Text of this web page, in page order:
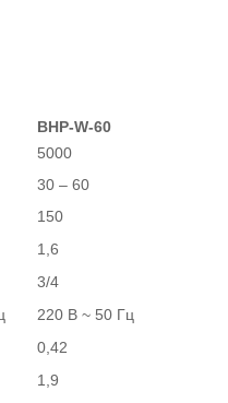
BHP-W-60
5000
30 – 60
150
1,6
3/4
220 В ~ 50 Гц
0,42
1,9